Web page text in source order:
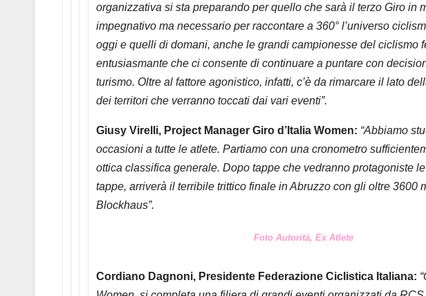
organizzativa si sta preparando per quello che sarà il terzo Giro in
impegnativo ma necessario per raccontare a 360° l’universo
oggi e quelli di domani, anche le grandi campionesse del ciclismo
entusiasmante che ci consente di continuare a puntare con
turismo. Oltre al fattore agonistico, infatti, c’è da rimarcare il lato
dei territori che verranno toccati dai vari eventi”.
Giusy Virelli, Project Manager Giro d’Italia Women: “Abbiamo
occasioni a tutte le atlete. Partiamo con una cronometro
ottica classifica generale. Dopo tappe che vedranno protagoniste
tappe, arriverà il terribile trittico finale in Abruzzo con gli oltre 3600
Blockhaus”.
Foto Autorità, Ex Atlete
Cordiano Dagnoni, Presidente Federazione Ciclistica Italiana: